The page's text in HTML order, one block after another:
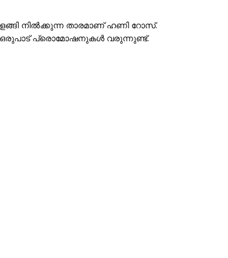
നിൽക്കുന്ന താരമാണ് ഹണി റോസ്.
ഒരുപാട് പ്രൊമോഷനുകൾ വരുന്നുണ്ട്.